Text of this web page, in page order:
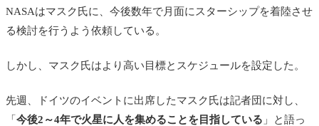
NASAはマスク氏に、今後数年で月面にスターシップを着陸させ
る検討を行うよう依頼している。
しかし、マスク氏はより高い目標とスケジュールを設定した。
先週、ドイツのイベントに出席したマスク氏は記者団に対し、
「今後2～4年で火星に人を集めることを目指している 」と語っ